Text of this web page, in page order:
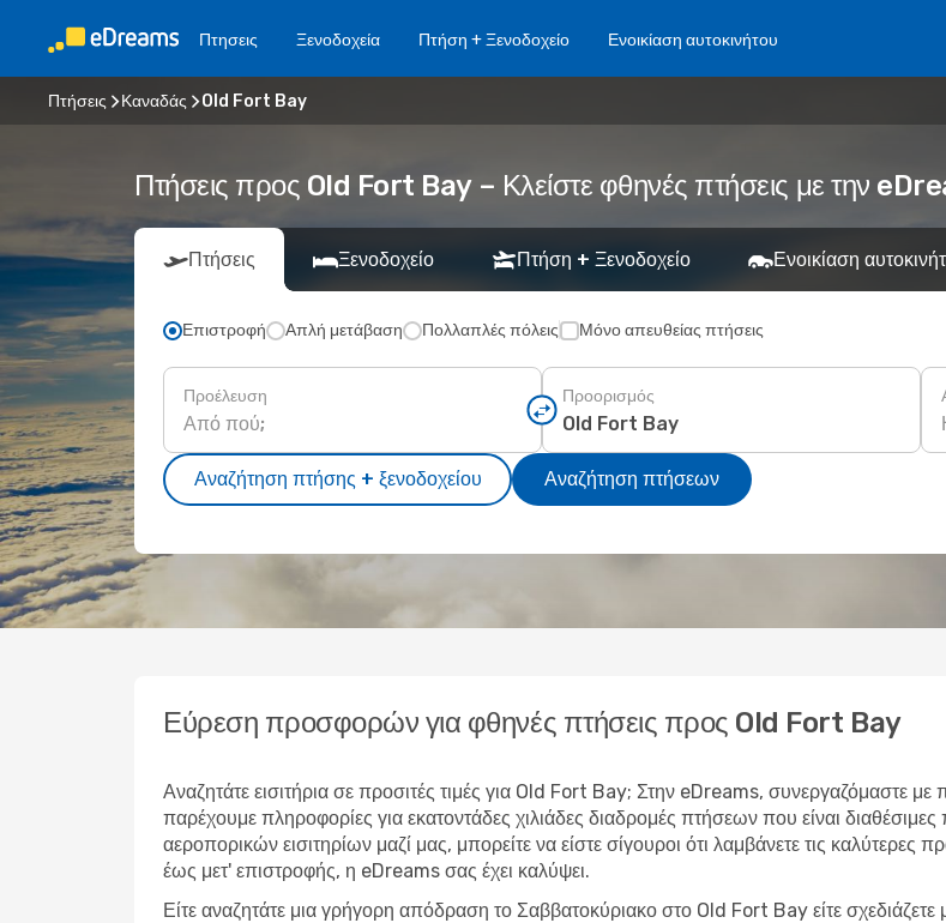
Πτησεις Ξενοδοχεία Πτήση + Ξενοδοχείο Ενοικίαση αυτοκινήτου
Πτήσεις Καναδάς Old Fort Bay
Πτήσεις προς Old Fort Bay – Κλείστε φθηνές πτήσεις με την
Πτήσεις Ξενοδοχείο Πτήση + Ξενοδοχείο Ενοικίαση
Επιστροφή Απλή μετάβαση Πολλαπλές πόλεις Μόνο απευθείας πτήσεις
Προέλευση Προορισμός
Αναζήτηση πτήσης + ξενοδοχείου Αναζήτηση πτήσεων
Εύρεση προσφορών για φθηνές πτήσεις προς Old Fort Bay
Αναζητάτε εισιτήρια σε προσιτές τιμές για Old Fort Bay; Στην eDreams, συνεργαζόμαστε με
παρέχουμε πληροφορίες για εκατοντάδες χιλιάδες διαδρομές πτήσεων που είναι
αεροπορικών εισιτηρίων μαζί μας, μπορείτε να είστε σίγουροι ότι λαμβάνετε τις καλύτερες
έως μετ' επιστροφής, η eDreams σας έχει καλύψει.
Είτε αναζητάτε μια γρήγορη απόδραση το Σαββατοκύριακο στο Old Fort Bay είτε